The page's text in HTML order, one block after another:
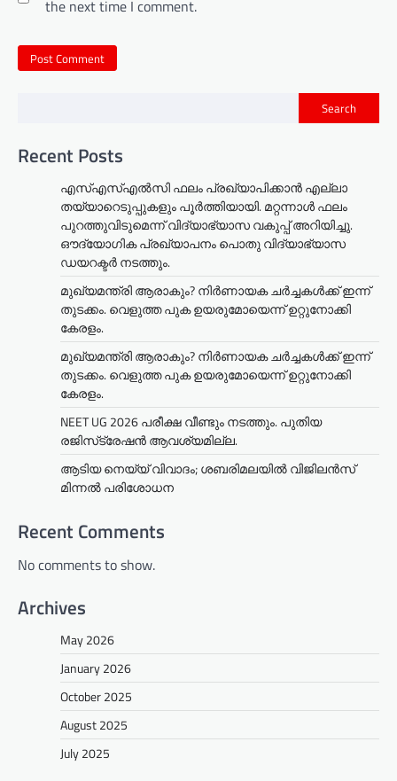
the next time I comment.
Search
Recent Posts
എസ്എസ്എൽസി ഫലം പ്രഖ്യാപിക്കാൻ എല്ലാ
തയ്യാറെടുപ്പുകളും പൂർത്തിയായി. മറ്റന്നാള്‍ ഫലം
പുറത്തുവിടുമെന്ന് വിദ്യാഭ്യാസ വകുപ്പ് അറിയിച്ചു.
ഔദ്യോഗിക പ്രഖ്യാപനം പൊതു വിദ്യാഭ്യാസ
ഡയറക്ടർ നടത്തും.
മുഖ്യമന്ത്രി ആരാകും? നിർണായക ചർച്ചകൾക്ക് ഇന്ന്
തുടക്കം. വെളുത്ത പുക ഉയരുമോയെന്ന് ഉറ്റുനോക്കി
കേരളം.
മുഖ്യമന്ത്രി ആരാകും? നിർണായക ചർച്ചകൾക്ക് ഇന്ന്
തുടക്കം. വെളുത്ത പുക ഉയരുമോയെന്ന് ഉറ്റുനോക്കി
കേരളം.
NEET UG 2026 പരീക്ഷ വീണ്ടും നടത്തും. പുതിയ
രജിസ്‌ട്രേഷൻ ആവശ്യമില്ല.
ആടിയ നെയ്യ് വിവാദം; ശബരിമലയില്‍ വിജിലന്‍സ്
മിന്നല്‍ പരിശോധന
Recent Comments
No comments to show.
Archives
May 2026
January 2026
October 2025
August 2025
July 2025